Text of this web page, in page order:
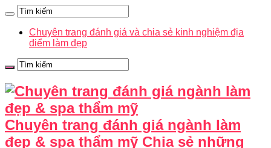
Chuyên trang đánh giá và chia sẻ kinh nghiệm địa
điểm làm đẹp
Chuyên trang đánh giá ngành làm
đẹp & spa thẩm mỹ Chia sẻ những